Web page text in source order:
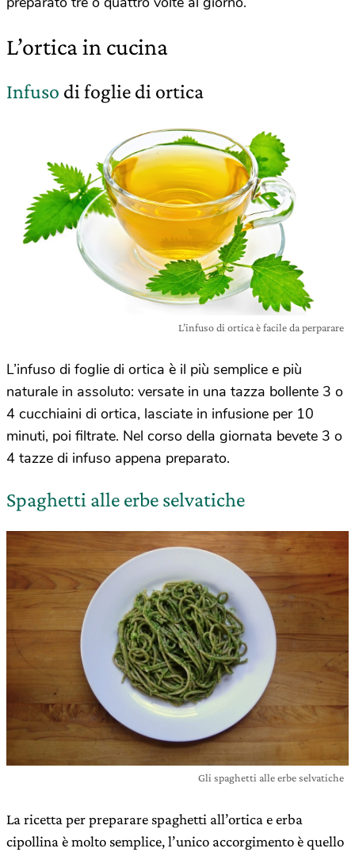
L’ortica in cucina
Infuso di foglie di ortica
L’infuso di ortica è facile da perparare
L’infuso di foglie di ortica è il più semplice e più
naturale in assoluto: versate in una tazza bollente 3 o
4 cucchiaini di ortica, lasciate in infusione per 10
minuti, poi filtrate. Nel corso della giornata bevete 3 o
4 tazze di infuso appena preparato.
Spaghetti alle erbe selvatiche
Gli spaghetti alle erbe selvatiche
La ricetta per preparare spaghetti all’ortica e erba
cipollina è molto semplice, l’unico accorgimento è quello